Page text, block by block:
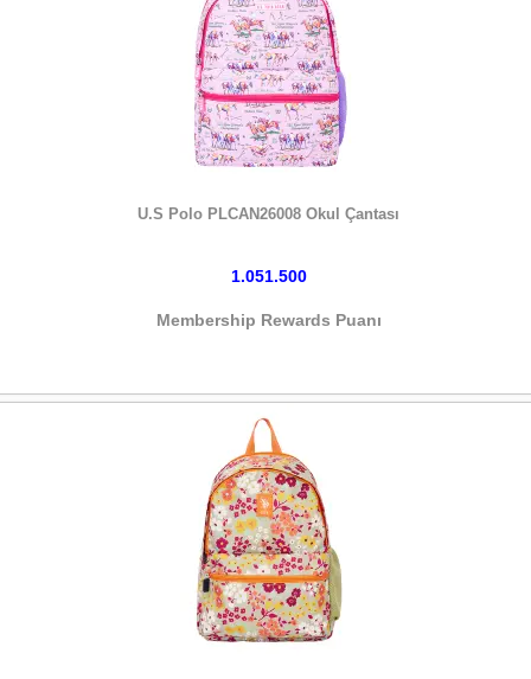
U.S Polo PLCAN26008 Okul Çantası
1.051.500
Membership Rewards Puanı